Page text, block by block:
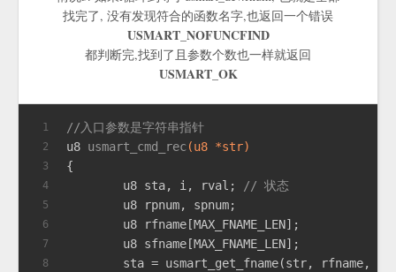
找完了, 没有发现符合的函数名字,也返回一个错误
USMART_NOFUNCFIND
都判断完,找到了且参数个数也一样就返回
USMART_OK
1
2
3
4
5
6
7
8
//入口参数是字符串指针
u8 usmart_cmd_rec(u8 *str)
{
	u8 sta, i, rval;
// 状态
	u8 rpnum, spnum;
sta = usmart_get_fname(str, rfname,